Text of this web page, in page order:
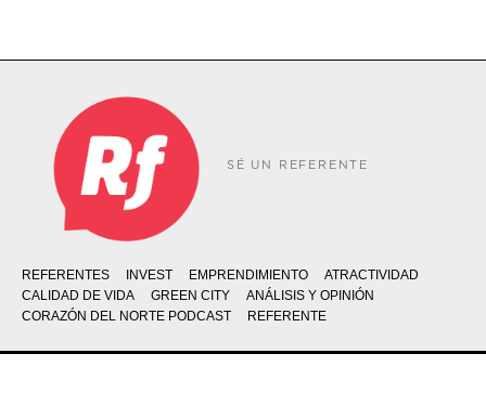
SÉ UN REFERENTE
REFERENTES INVEST EMPRENDIMIENTO
ATRACTIVIDAD
CALIDAD DE VIDA
GREEN CITY
ANÁLISIS Y OPINIÓN
CORAZÓN DEL NORTE PODCAST
REFERENTE